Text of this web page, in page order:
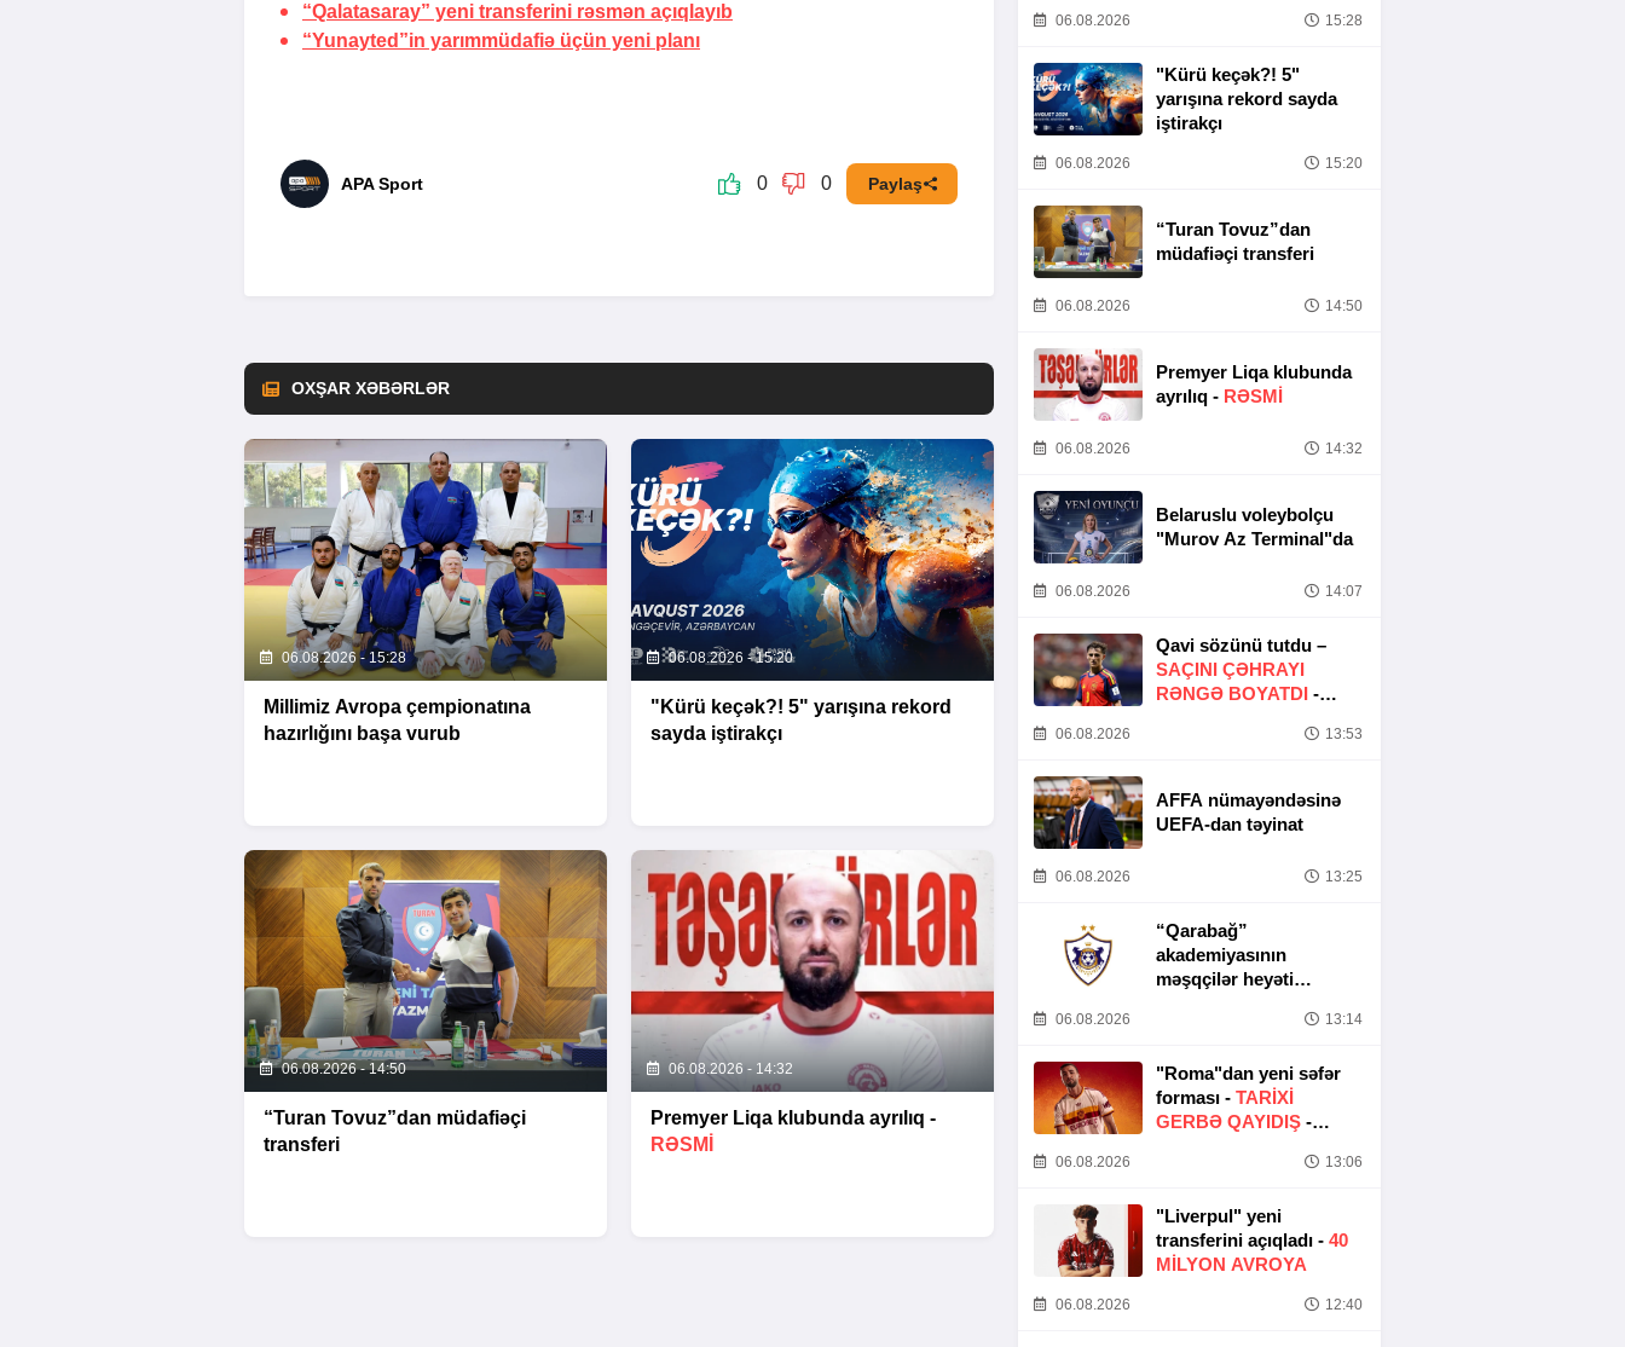
“Qalatasaray” yeni transferini rəsmən açıqlayıb
“Yunayted”in yarımmüdafiə üçün yeni planı
APA Sport 0 0 Paylaş
OXŞAR XƏBƏRLƏR
06.08.2026 - 15:28
Millimiz Avropa çempionatına
hazırlığını başa vurub
06.08.2026 - 15:20
"Kürü keçək?! 5" yarışına rekord
sayda iştirakçı
06.08.2026 - 14:50
“Turan Tovuz”dan müdafiəçi
transferi
06.08.2026 - 14:32
Premyer Liqa klubunda ayrılıq -
RƏSMİ
06.08.2026 15:28
"Kürü keçək?! 5"
yarışına rekord sayda
iştirakçı
06.08.2026 15:20
“Turan Tovuz”dan
müdafiəçi transferi
06.08.2026 14:50
Premyer Liqa klubunda
ayrılıq - RƏSMİ
06.08.2026 14:32
Belaruslu voleybolçu
"Murov Az Terminal"da
06.08.2026 14:07
Qavi sözünü tutdu –
SAÇINI ÇƏHRAYI
RƏNGƏ BOYATDI -
06.08.2026 13:53
AFFA nümayəndəsinə
UEFA-dan təyinat
06.08.2026 13:25
“Qarabağ”
akademiyasının
məşqçilər heyəti
06.08.2026 13:14
"Roma"dan yeni səfər
forması - TARIXI
GERBƏ QAYIDIŞ -
06.08.2026 13:06
"Liverpul" yeni
transferini açıqladı - 40
MILYON AVROYA
06.08.2026 12:40